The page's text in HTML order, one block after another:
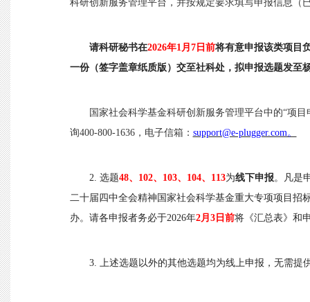
科研创新服务管理平台 ， 并按规定要求填写申报信息（
请科研秘书在2026年1月 7日前将有意申报该类项目
一份（签字盖章纸质版）交至社科处， 拟申报选题发至
国家社会科学基金科研创新服务管理平台中的“项目
询400-800-1636，电子信箱： support@e-plugger.com。
2. 选题48、102、103、104、113为线下申报。凡是
二十届四中全会精神国家社会科学基金重大专项项目招
办。请各申报者务必于2026年2月 3日前将《汇总表》和
3. 上述选题以外的其他选题均为线上申报，无需提